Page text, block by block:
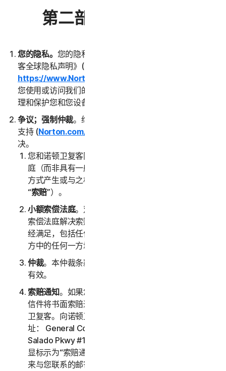
第二部分 - 一般条款
您的隐私。 您的隐私对我们至关重要。请阅读《诺顿卫复
客全球隐私声明》(
https://www.NortonLifeLock.com/privacy
您使用或访问我们的服务期间，我们如何收集、使用、处
理和保护您和您设备中的数据。
争议；强制仲裁。绝大多数争议均可通过联系客户服务和
支持 (Norton.com/support
决。
您和诺顿卫复客同意由具有约束力的仲裁或小额索偿法
庭（而非具有一般管辖权的法庭）负责裁定服务以任何
方式产生或与之相关的任何争端、索赔或争议（以下称
“索赔”）。
小额索偿法庭。双方中的任何一方均可以寻求通过小额
索偿法庭解决索赔，前提是小额索偿法庭的所有要求已
经满足，包括任何与管辖权和争议金额相关的限制。双
方中的任何一方均可以寻求通过新加坡法庭解决索赔。
仲裁。本仲裁条款在本 LSA 和/或您的服务终止后继续
有效。
索赔通知。如果您选择寻求仲裁，则必须首先通过挂号
信件将书面索赔通知（以下称“
卫复客。向诺顿卫复客寄送的索赔通知应发送至以下地
址： General Counsel, Gen Digital Inc., 60 Rio
Salado Pkwy #1000, Tempe AZ 85281，且标题应明
显标示为“索赔通知”。索赔通知中应提供诺顿卫复客用
来与您联系的邮寄地址和电子邮件地址。如果诺顿卫复